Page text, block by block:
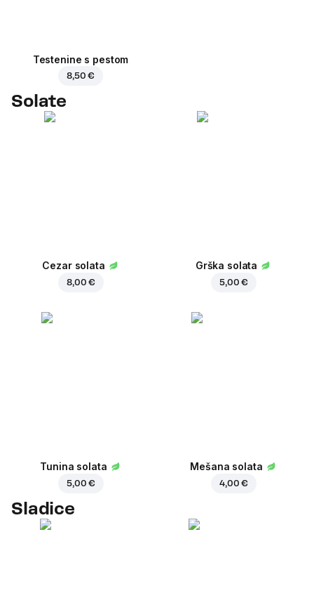
Testenine s pestom
8,50 €
Solate
Cezar solata
8,00 €
Grška solata
5,00 €
Tunina solata
5,00 €
Mešana solata
4,00 €
Sladice